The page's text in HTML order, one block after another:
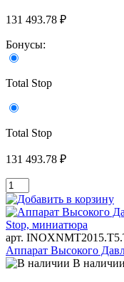
131 493.78 ₽
Бонусы:
Total Stop
Total Stop
131 493.78 ₽
арт.
Аппарат Высокого
В